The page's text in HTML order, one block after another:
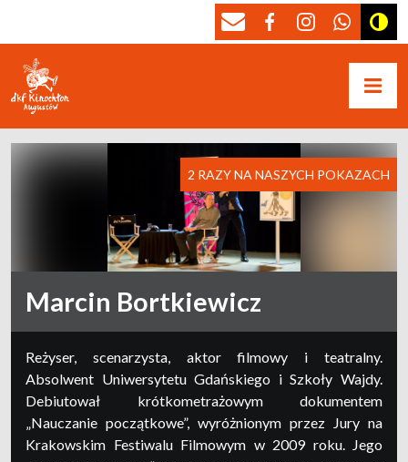
Marcin Bortkiewicz
2 RAZY NA NASZYCH POKAZACH
Reżyser, scenarzysta, aktor filmowy i teatralny.
Absolwent Uniwersytetu Gdańskiego i Szkoły Wajdy.
Debiutował krótkometrażowym dokumentem
„Nauczanie początkowe”, wyróżnionym przez Jury na
Krakowskim Festiwalu Filmowym w 2009 roku. Jego